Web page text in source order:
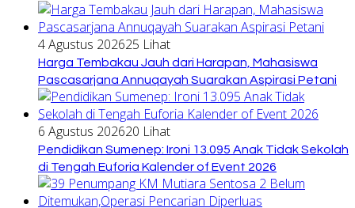
4 Agustus 202625 Lihat
Harga Tembakau Jauh dari Harapan, Mahasiswa
Pascasarjana Annuqayah Suarakan Aspirasi Petani
6 Agustus 202620 Lihat
Pendidikan Sumenep: Ironi 13.095 Anak Tidak Sekolah
di Tengah Euforia Kalender of Event 2026